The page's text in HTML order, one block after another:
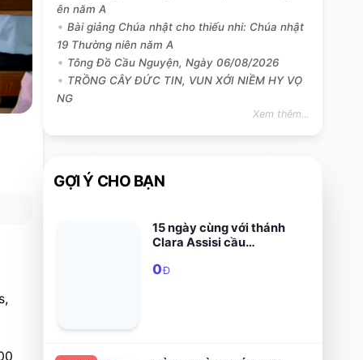
ên năm A
Bài giảng Chúa nhật cho thiếu nhi: Chúa nhật
19 Thường niên năm A
Tông Đồ Cầu Nguyện, Ngày 06/08/2026
TRỒNG CÂY ĐỨC TIN, VUN XỚI NIỀM HY VỌ
NG
Xem thêm...
GỢI Ý CHO BẠN
15 ngày cùng với thánh
Clara Assisi cầu
0Đ